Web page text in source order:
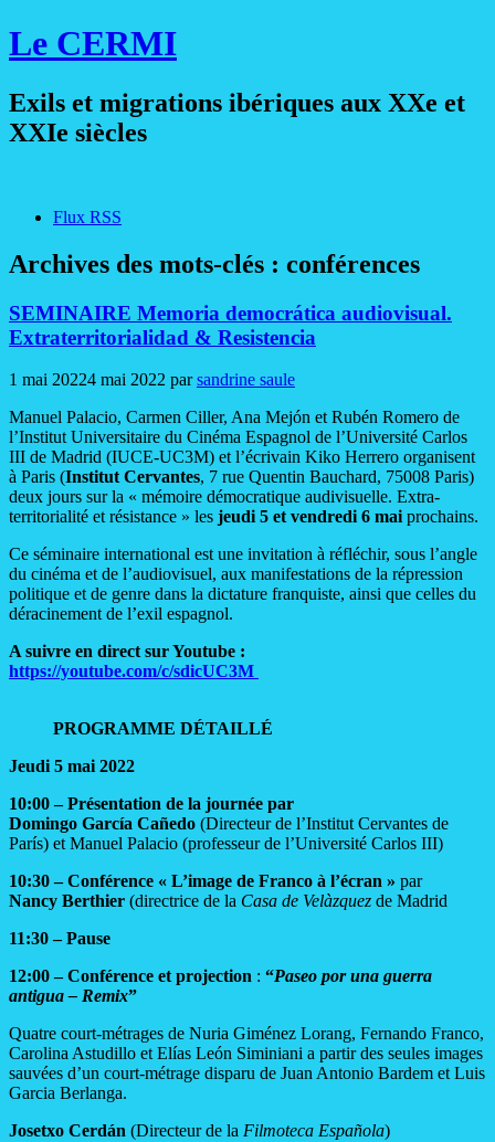
Le CERMI
Exils et migrations ibériques aux XXe et
XXIe siècles
Flux RSS
Archives des mots-clés : conférences
SEMINAIRE Memoria democrática audiovisual.
Extraterritorialidad & Resistencia
1 mai 20224 mai 2022 parsandrine saule
Manuel Palacio, Carmen Ciller, Ana Mejón et Rubén Romero de
l’Institut Universitaire du Cinéma Espagnol de l’Université Carlos
III de Madrid (IUCE-UC3M) et l’écrivain Kiko Herrero organisent
à Paris (Institut Cervantes, 7 rue Quentin Bauchard, 75008 Paris)
deux jours sur la « mémoire démocratique audivisuelle. Extra-
territorialité et résistance » les jeudi 5 et vendredi 6 mai prochains.
Ce séminaire international est une invitation à réfléchir, sous l’angle
du cinéma et de l’audiovisuel, aux manifestations de la répression
politique et de genre dans la dictature franquiste, ainsi que celles du
déracinement de l’exil espagnol.
A suivre en direct sur Youtube :
https://youtube.com/c/sdicUC3M
PROGRAMME DÉTAILLÉ
Jeudi 5 mai 2022
10:00 – Présentation de la journée par
Domingo García Cañedo (Directeur de l’Institut Cervantes de
París) et Manuel Palacio (professeur de l’Université Carlos III)
10:30 – Conférence « L’image de Franco à l’écran » par
Nancy Berthier (directrice de la Casa de Velàzquez de Madrid
11:30 – Pause
12:00 – Conférence et projection : “Paseo por una guerra
antigua – Remix”
Quatre court-métrages de Nuria Giménez Lorang, Fernando Franco,
Carolina Astudillo et Elías León Siminiani a partir des seules images
sauvées d’un court-métrage disparu de Juan Antonio Bardem et Luis
Garcia Berlanga.
Josetxo Cerdán (Directeur de la Filmoteca Española)